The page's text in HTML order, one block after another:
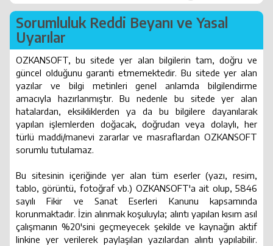
Sorumluluk Reddi Beyanı ve Yasal
Uyarılar
OZKANSOFT, bu sitede yer alan bilgilerin tam, doğru ve
güncel olduğunu garanti etmemektedir. Bu sitede yer alan
yazılar ve bilgi metinleri genel anlamda bilgilendirme
amacıyla hazırlanmıştır. Bu nedenle bu sitede yer alan
hatalardan, eksikliklerden ya da bu bilgilere dayanılarak
yapılan işlemlerden doğacak, doğrudan veya dolaylı, her
türlü maddi/manevi zararlar ve masraflardan OZKANSOFT
sorumlu tutulamaz.
Bu sitesinin içeriğinde yer alan tüm eserler (yazı, resim,
tablo, görüntü, fotoğraf vb.) OZKANSOFT'a ait olup, 5846
sayılı Fikir ve Sanat Eserleri Kanunu kapsamında
korunmaktadır. İzin alınmak koşuluyla; alıntı yapılan kısım asıl
çalışmanın %20'sini geçmeyecek şekilde ve kaynağın aktif
linkine yer verilerek paylaşılan yazılardan alıntı yapılabilir.